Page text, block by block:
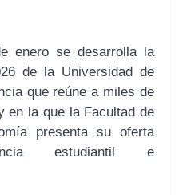
enero se desarrolla la
de la Universidad de
que reúne a miles de
en la que la Facultad de
presenta su oferta
estudiantil e